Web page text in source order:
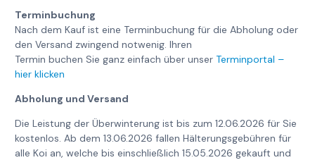
Terminbuchung
Nach dem Kauf ist eine Terminbuchung für die Abholung oder
den Versand zwingend notwenig. Ihren
Termin buchen Sie ganz einfach über unserTerminportal –
hier klicken
Abholung und Versand
Die Leistung der Überwinterung ist bis zum 12.06.2026 für Sie
kostenlos. Ab dem 13.06.2026 fallen Hälterungsgebühren für
alle Koi an, welche bis einschließlich 15.05.2026 gekauft und